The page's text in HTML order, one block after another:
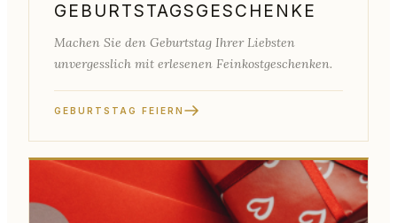
GEBURTSTAGSGESCHENKE
Machen Sie den Geburtstag Ihrer Liebsten
unvergesslich mit erlesenen Feinkostgeschenken.
GEBURTSTAG FEIERN